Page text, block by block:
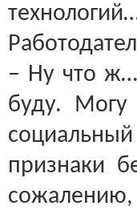
– Ну что
буду.
признаки